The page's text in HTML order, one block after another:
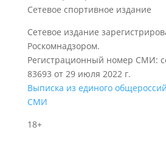
Сетевое спортивное издание
Сетевое издание
Роскомнадзором.
Регистрационный номер СМИ:
83693 от 29 июля 2022 г.
Выписка из единого
СМИ
18+